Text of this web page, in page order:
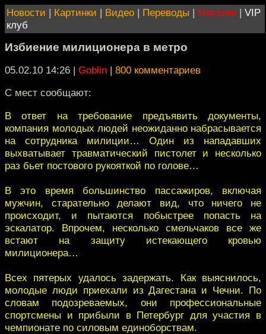
Новости | Картинки | Видео | Переводы | Магазин | VIP
клуб
Избиение милиционера в метро
05.02.10 14:26 | Goblin | 800 комментариев
С мест сообщают:
В ответ на требование предъявить документы,
компания молодых людей неожиданно набрасывается
на сотрудника милиции… Один из нападавших
выхватывает травматический пистолет и несколько
раз бьет постового рукояткой по голове…
В это время большинство пассажиров, включая
мужчин, старательно делают вид, что ничего не
происходит, и пытаются побыстрее попасть на
эскалатор. Впрочем, несколько смельчаков все же
встают на защиту истекающего кровью
милиционера…
Всех пятерых удалось задержать. Как выяснилось,
молодые люди приехали из Дагестана и Чечни. По
словам подозреваемых, они профессиональные
спортсмены и прибыли в Петербург для участия в
чемпионате по силовым единоборствам.